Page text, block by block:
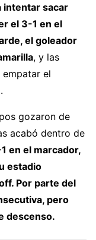
intentar sacar
el 3-1 en el
el goleador
, y las
el
gozaron de
acabó dentro de
en el marcador,
estadio
Por parte del
pero
descenso.